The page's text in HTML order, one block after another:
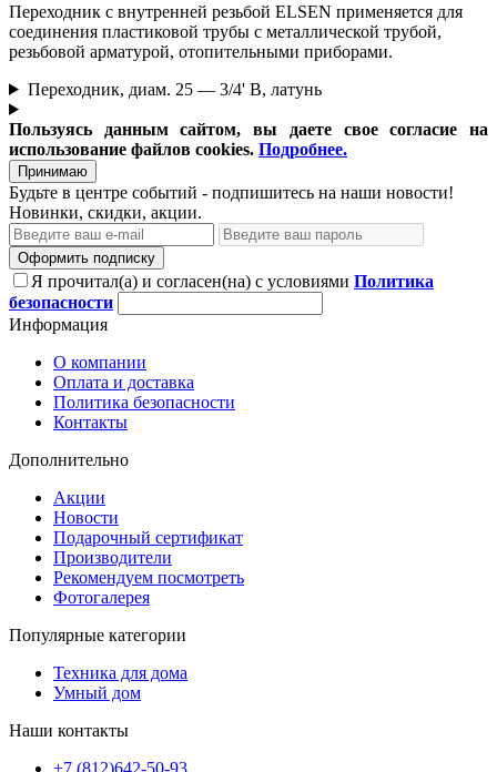
Переходник с внутренней резьбой ELSEN применяется для
соединения пластиковой трубы с металлической трубой,
резьбовой арматурой, отопительными приборами.
Переходник, диам. 25 — 3/4' В, латунь
Пользуясь данным сайтом, вы даете свое согласие на
использование файлов cookies. Подробнее.
Принимаю
Будьте в центре событий - подпишитесь на наши новости!
Новинки, скидки, акции.
Оформить подписку
Я прочитал(а) и согласен(на) с условиями Политика
безопасности
Информация
О компании
Оплата и доставка
Политика безопасности
Контакты
Дополнительно
Акции
Новости
Подарочный сертификат
Производители
Рекомендуем посмотреть
Фотогалерея
Популярные категории
Техника для дома
Умный дом
Наши контакты
+7 (812)642-50-93